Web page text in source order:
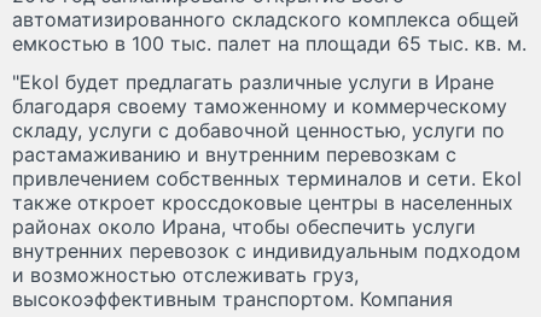
автоматизированного складского комплекса общей
емкостью в 100 тыс. палет на площади 65 тыс. кв. м.
"Ekol будет предлагать различные услуги в Иране
благодаря своему таможенному и коммерческому
складу, услуги с добавочной ценностью, услуги по
растамаживанию и внутренним перевозкам с
привлечением собственных терминалов и сети. Ekol
также откроет кроссдоковые центры в населенных
районах около Ирана, чтобы обеспечить услуги
внутренних перевозок с индивидуальным подходом
и возможностью отслеживать груз,
высокоэффективным транспортом. Компания